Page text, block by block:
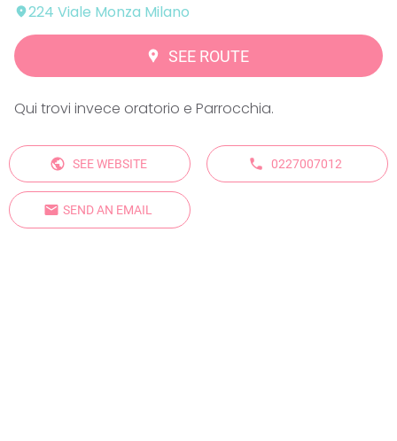
224 Viale Monza Milano
SEE ROUTE
Qui trovi invece oratorio e Parrocchia.
SEE WEBSITE 0227007012
SEND AN EMAIL